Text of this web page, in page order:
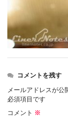
コメントを残す
メールアドレスが公
必須項目です
コメント ※